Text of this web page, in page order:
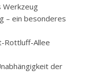
Werkzeug
– ein besonderes
Rottluff-Allee
der